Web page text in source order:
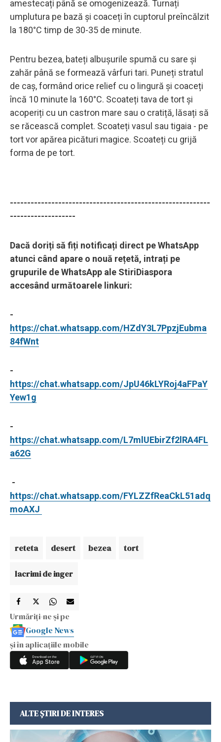
amestecați până se omogenizează. Turnați
umplutura pe bază și coaceți în cuptorul preîncălzit
la 180°C timp de 30-35 de minute.
Pentru bezea, bateți albușurile spumă cu sare și
zahăr până se formează vârfuri tari. Puneți stratul
de caș, formând orice relief cu o lingură și coaceți
încă 10 minute la 160°C. Scoateți tava de tort și
acoperiți cu un castron mare sau o cratiță, lăsați să
se răcească complet. Scoateți vasul sau tigaia - pe
tort vor apărea picături magice. Scoateți cu grijă
forma de pe tort.
----------------------------------------------------------
-------------------
Dacă doriți să fiți notificați direct pe WhatsApp
atunci când apare o nouă rețetă, intrați pe
grupurile de WhatsApp ale StiriDiaspora
accesând următoarele linkuri:
-
https://chat.whatsapp.com/HZdY3L7PpzjEubma
84fWnt
-
https://chat.whatsapp.com/JpU46kLYRoj4aFPaY
Yew1g
-
https://chat.whatsapp.com/L7mlUEbirZf2lRA4FL
a62G
-
https://chat.whatsapp.com/FYLZZfReaCkL51adq
moAXJ
reteta desert bezea tort
lacrimi de inger
Urmăriți-ne și pe
Google News
și în aplicațiile mobile
ALTE ȘTIRI DE INTERES